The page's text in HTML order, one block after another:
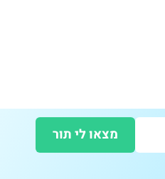
מצאו לי תור